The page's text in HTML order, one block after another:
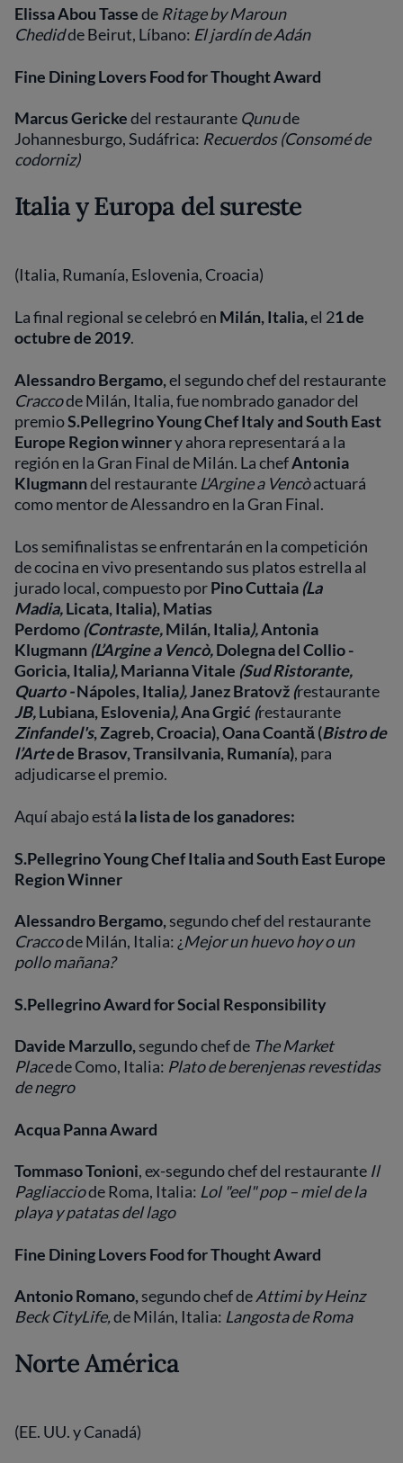
Elissa Abou Tassede Ritage by Maroun
Chedidde Beirut, Líbano: El jardín de Adán
Fine Dining Lovers Food for Thought Award
Marcus Gerickedel restaurante Qunude
Johannesburgo, Sudáfrica: Recuerdos (Consomé de
codorniz)
Italia y Europa del sureste
(Italia, Rumanía, Eslovenia, Croacia)
La final regional se celebró en Milán, Italia,el 21 de
octubre de 2019.
Alessandro Bergamo,el segundo chef del restaurante
Craccode Milán, Italia, fue nombrado ganador del
premioS.Pellegrino Young Chef Italy and South East
Europe Region winnery ahora representará a la
región en la Gran Final de Milán. La chefAntonia
Klugmanndel restaurante L'Argine a Vencòactuará
como mentor de Alessandro en la Gran Final.
Los semifinalistas se enfrentarán en la competición
de cocina en vivo presentando sus platos estrella al
jurado local, compuesto porPino Cuttaia (La
Madia,Licata, Italia), Matias
Perdomo (Contraste,Milán, Italia),Antonia
Klugmann (L’Argine a Vencò,Dolegna del Collio -
Goricia, Italia),Marianna Vitale (Sud Ristorante,
Quarto -Nápoles, Italia),Janez Bratovž (restaurante
JB,Lubiana, Eslovenia),Ana Grgić (restaurante
Zinfandel's, Zagreb, Croacia), Oana Coantă (Bistro de
l’Artede Brasov, Transilvania, Rumanía), para
adjudicarse el premio.
Aquí abajo está la lista de los ganadores:
S.Pellegrino Young Chef Italia and South East Europe
Region Winner
Alessandro Bergamo,segundo chef del restaurante
Craccode Milán, Italia: ¿Mejor un huevo hoy o un
pollo mañana?
S.Pellegrino Award for Social Responsibility
Davide Marzullo,segundo chef de The Market
Placede Como, Italia: Plato de berenjenas revestidas
de negro
Acqua Panna Award
Tommaso Tonioni, ex-segundo chef del restaurante Il
Pagliacciode Roma, Italia: Lol "eel" pop – miel de la
playa y patatas del lago
Fine Dining Lovers Food for Thought Award
Antonio Romano,segundo chef deAttimi by Heinz
Beck CityLife,de Milán, Italia: Langosta de Roma
Norte América
(EE. UU. y Canadá)